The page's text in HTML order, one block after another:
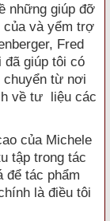
những giúp đỡ
của và yểm trợ
Fred
đã giúp tôi có
chuyển từ nơi
về tư liệu các
của Michele
tập trong tác
để tác phẩm
là điều tôi